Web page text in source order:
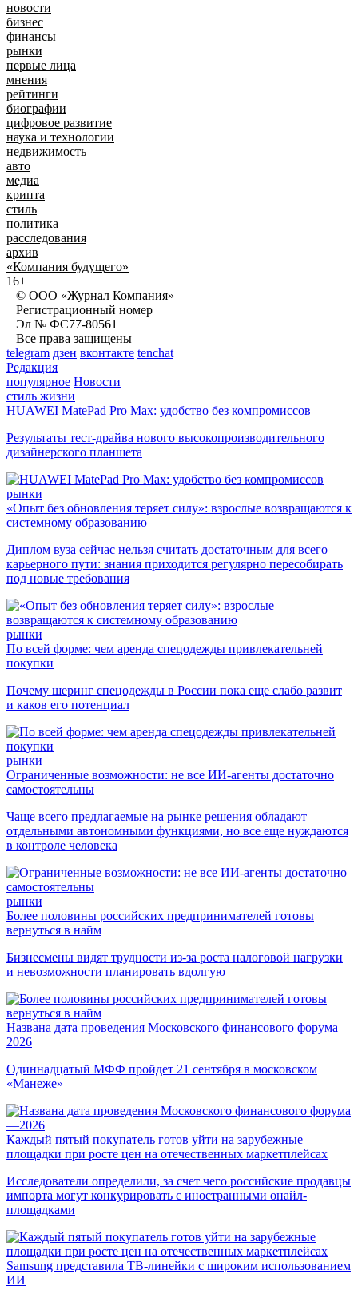
новости
бизнес
финансы
рынки
первые лица
мнения
рейтинги
биографии
цифровое развитие
наука и технологии
недвижимость
авто
медиа
крипта
стиль
политика
расследования
архив
«Компания будущего»
16+
© ООО «Журнал Компания»
Регистрационный номер
Эл № ФС77-80561
Все права защищены
telegram дзен вконтакте tenchat
Редакция
популярное Новости
стиль жизни
HUAWEI MatePad Pro Max: удобство без компромиссов
Результаты тест-драйва нового высокопроизводительного
дизайнерского планшета
рынки
«Опыт без обновления теряет силу»: взрослые возвращаются к
системному образованию
Диплом вуза сейчас нельзя считать достаточным для всего
карьерного пути: знания приходится регулярно пересобирать
под новые требования
рынки
По всей форме: чем аренда спецодежды привлекательней
покупки
Почему шеринг спецодежды в России пока еще слабо развит
и каков его потенциал
рынки
Ограниченные возможности: не все ИИ-агенты достаточно
самостоятельны
Чаще всего предлагаемые на рынке решения обладают
отдельными автономными функциями, но все еще нуждаются
в контроле человека
рынки
Более половины российских предпринимателей готовы
вернуться в найм
Бизнесмены видят трудности из-за роста налоговой нагрузки
и невозможности планировать вдолгую
Названа дата проведения Московского финансового форума—
2026
Одиннадцатый МФФ пройдет 21 сентября в московском
«Манеже»
Каждый пятый покупатель готов уйти на зарубежные
площадки при росте цен на отечественных маркетплейсах
Исследователи определили, за счет чего российские продавцы
импорта могут конкурировать с иностранными онайл-
площадками
Samsung представила ТВ-линейки с широким использованием
ИИ